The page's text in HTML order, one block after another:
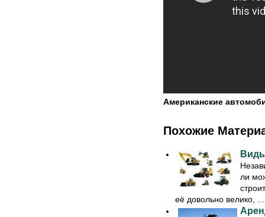
Американские
Похожие
ли
её довольно велико, ...